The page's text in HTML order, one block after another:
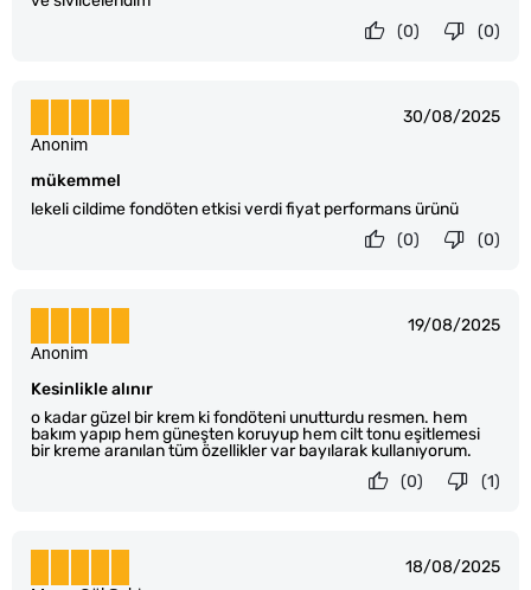
(0)
(0)
30/08/2025
mükemmel
lekeli cildime fondöten etkisi verdi fiyat performans ürünü
Anonim
(0)
(0)
19/08/2025
Kesinlikle alınır
o kadar güzel bir krem ki fondöteni unutturdu resmen. hem
bakım yapıp hem güneşten koruyup hem cilt tonu eşitlemesi
bir kreme aranılan tüm özellikler var bayılarak kullanıyorum.
Anonim
(1)
(0)
18/08/2025